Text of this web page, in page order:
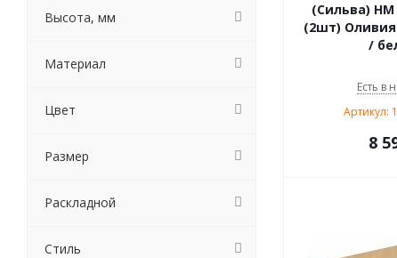
(Сильва) НМ
(2шт)
/
Есть в
Артикул:
8
Высота, мм
Материал
Цвет
Размер
Раскладной
Стиль